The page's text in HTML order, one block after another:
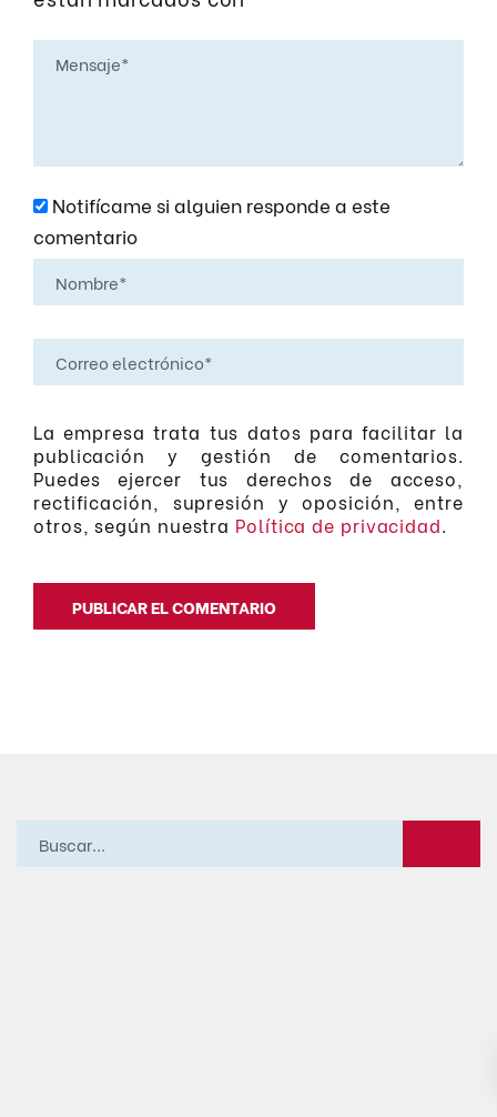
Notifícame si alguien responde a este
comentario
La empresa trata tus datos para facilitar la
publicación y gestión de comentarios.
Puedes ejercer tus derechos de acceso,
rectificación, supresión y oposición, entre
otros, según nuestra Política de privacidad.